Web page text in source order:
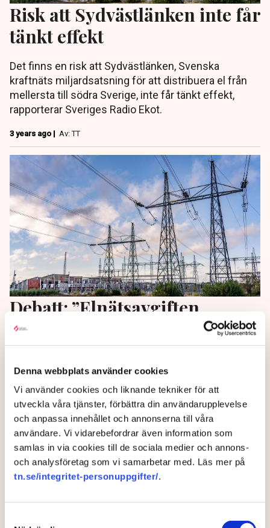
Denna webbplats använder cookies
Vi använder cookies och liknande tekniker för att
utveckla våra tjänster, förbättra din användarupplevelse
och anpassa innehållet och annonserna till våra
användare. Vi vidarebefordrar även information som
samlas in via cookies till de sociala medier och annons-
och analysföretag som vi samarbetar med. Läs mer på
tn.se/integritet-personuppgifter/.
Risk att Sydvästlänken inte får
tänkt effekt
Det finns en risk att Sydvästlänken, Svenska
kraftnäts miljardsatsning för att distribuera el från
mellersta till södra Sverige, inte får tänkt effekt,
rapporterar Sveriges Radio Ekot.
3 years ago | Av: TT
Debatt: ”Elnätsavgiften
kommer att höjas med
uppemot 30 procent”
Företrädare flera elnätsbolagen larmar för höjningar i
elnätsavgiften med 10-30 procent på DN Debatt.
Prischocken kan dock mildras på sikt, förutsatt att
Svenska Kraftnät tillfälligt tar bort stamnätsavgiften.
3 years ago | Av: Gabriel Cardona Cervantes